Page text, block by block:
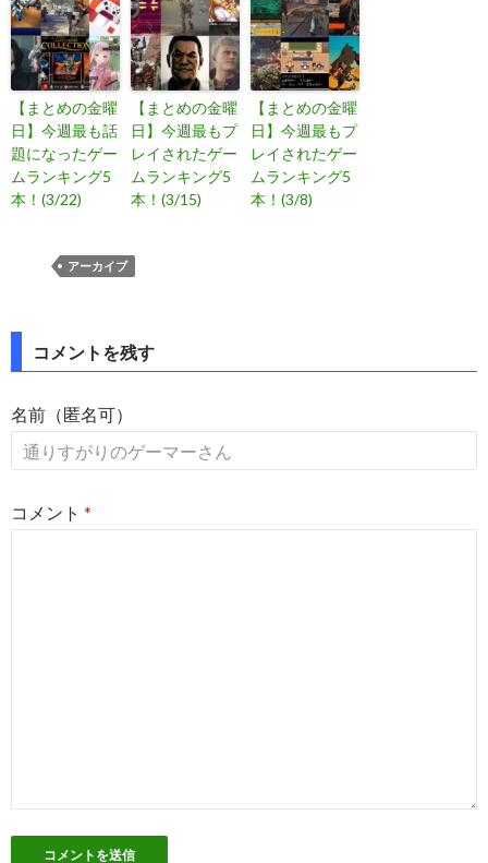
【まとめの金曜
日】今週最も話
題になったゲー
ムランキング5
本！(3/22)
【まとめの金曜
日】今週最もプ
レイされたゲー
ムランキング5
本！(3/15)
【まとめの金曜
日】今週最もプ
レイされたゲー
ムランキング5
本！(3/8)
アーカイブ
投
ナ
ビ
ゲ
ー
コメントを残す
名前（匿名可）
コメント *